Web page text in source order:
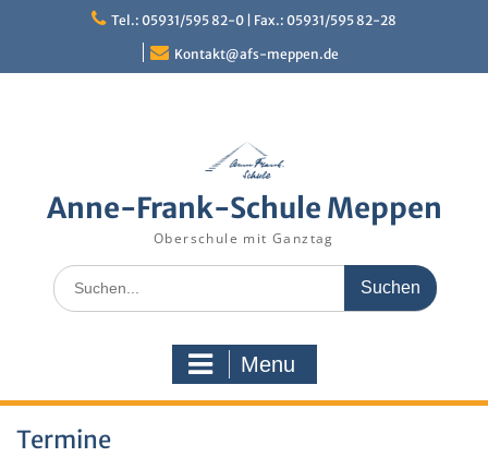
Tel.: 05931/595 82-0 | Fax.: 05931/595 82-28
Kontakt@afs-meppen.de
Anne-Frank-Schule Meppen
Oberschule mit Ganztag
Search
for:
Menu
Termine